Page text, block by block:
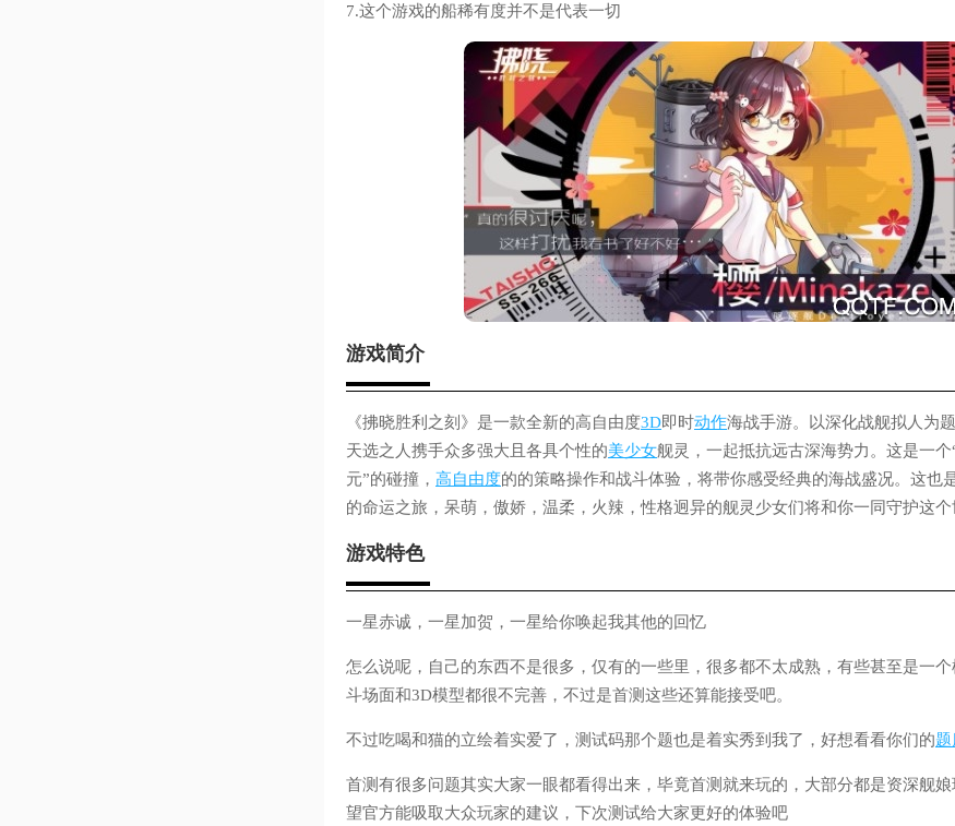
7.这个游戏的船稀有度并不是代表一切
游戏简介
《拂晓胜利之刻》是一款全新的高自由度3D即时动作海战手游。以深化战舰拟人为
天选之人携手众多强大且各具个性的美少女舰灵，一起抵抗远古深海势力。这是一个
元”的碰撞， 高自由度的的策略操作和战斗体验，将带你感受经典的海战盛况。这也
的命运之旅，呆萌，傲娇，温柔，火辣，性格迥异的舰灵少女们将和你一同守护这个
游戏特色
一星赤诚，一星加贺，一星给你唤起我其他的回忆
怎么说呢，自己的东西不是很多，仅有的一些里，很多都不太成熟，有些甚至是一
斗场面和3D模型都很不完善，不过是首测这些还算能接受吧。
不过吃喝和猫的立绘着实爱了，测试码那个题也是着实秀到我了，好想看看你们的
首测有很多问题其实大家一眼都看得出来，毕竟首测就来玩的，大部分都是资深舰
望官方能吸取大众玩家的建议，下次测试给大家更好的体验吧